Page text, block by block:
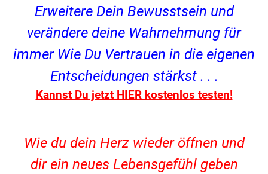
Erweitere Dein Bewusstsein und
verändere deine Wahrnehmung für
immer Wie Du Vertrauen in die eigenen
Entscheidungen stärkst . . .
Kannst Du jetzt HIER kostenlos testen!
Wie du dein Herz wieder öffnen und
dir ein neues Lebensgefühl geben